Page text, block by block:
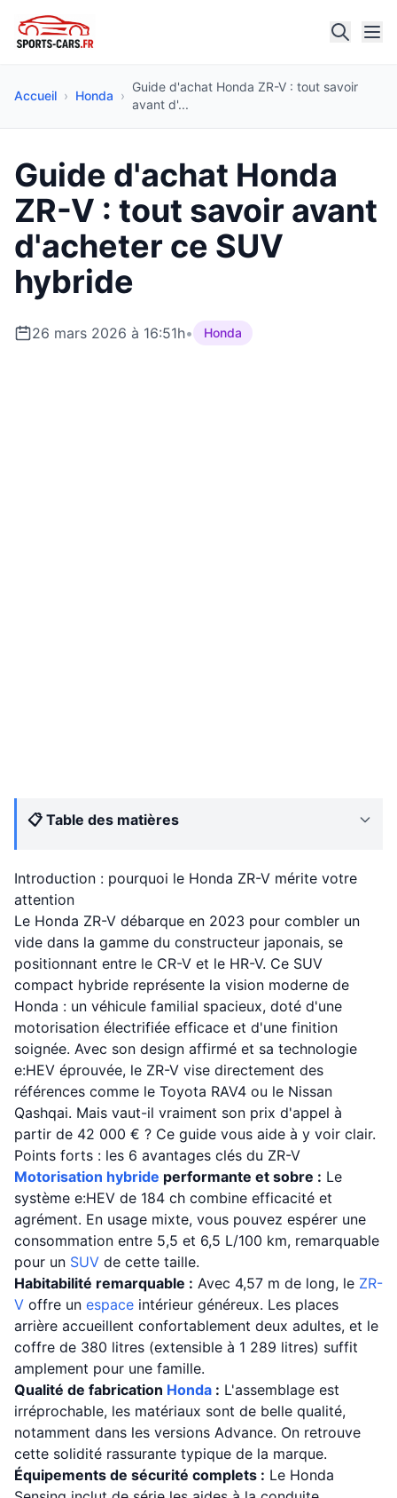
Accueil › Honda ›
Guide d'achat Honda ZR-V : tout savoir
avant d'...
Guide d'achat Honda
ZR-V : tout savoir avant
d'acheter ce SUV
hybride
26 mars 2026 à 16:51h• Honda
📋 Table des matières
Introduction : pourquoi le Honda ZR-V mérite votre
attention
Le Honda ZR-V débarque en 2023 pour combler un
vide dans la gamme du constructeur japonais, se
positionnant entre le CR-V et le HR-V. Ce SUV
compact hybride représente la vision moderne de
Honda : un véhicule familial spacieux, doté d'une
motorisation électrifiée efficace et d'une finition
soignée. Avec son design affirmé et sa technologie
e:HEV éprouvée, le ZR-V vise directement des
références comme le Toyota RAV4 ou le Nissan
Qashqai. Mais vaut-il vraiment son prix d'appel à
partir de 42 000 € ? Ce guide vous aide à y voir clair.
Points forts : les 6 avantages clés du ZR-V
Motorisation hybride performante et sobre : Le
système e:HEV de 184 ch combine efficacité et
agrément. En usage mixte, vous pouvez espérer une
consommation entre 5,5 et 6,5 L/100 km, remarquable
pour un SUV de cette taille.
Habitabilité remarquable : Avec 4,57 m de long, le ZR-
V offre un espace intérieur généreux. Les places
arrière accueillent confortablement deux adultes, et le
coffre de 380 litres (extensible à 1 289 litres) suffit
amplement pour une famille.
Qualité de fabrication Honda : L'assemblage est
irréprochable, les matériaux sont de belle qualité,
notamment dans les versions Advance. On retrouve
cette solidité rassurante typique de la marque.
Équipements de sécurité complets : Le Honda